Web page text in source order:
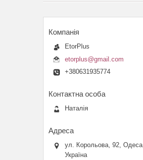
EtorPlus
etorplus@gmail.com
+380631935774
Наталія
ул. Корольова, 92, Одеса,
Україна